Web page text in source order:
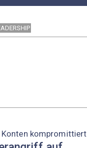
Konten kompromittiert